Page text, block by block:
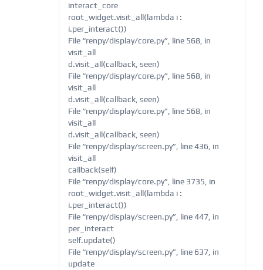
interact_core
root_widget.visit_all(lambda i :
i.per_interact())
File “renpy/display/core.py”, line 568, in
visit_all
d.visit_all(callback, seen)
File “renpy/display/core.py”, line 568, in
visit_all
d.visit_all(callback, seen)
File “renpy/display/core.py”, line 568, in
visit_all
d.visit_all(callback, seen)
File “renpy/display/screen.py”, line 436, in
visit_all
callback(self)
File “renpy/display/core.py”, line 3735, in
root_widget.visit_all(lambda i :
i.per_interact())
File “renpy/display/screen.py”, line 447, in
per_interact
self.update()
File “renpy/display/screen.py”, line 637, in
update